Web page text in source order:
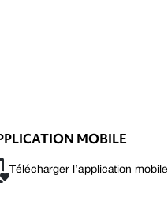
MOBILE
Télécharger l’application mobile